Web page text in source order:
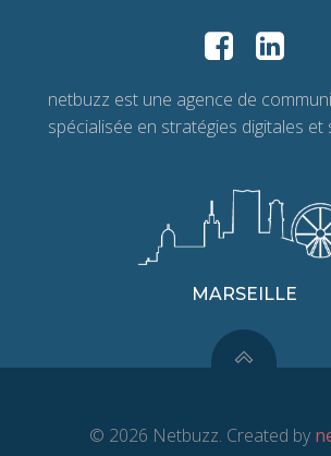
netbuzz est une agence de
spécialisée en stratégies digitales et
MARSEILLE
© 2026 Netbuzz. Created by